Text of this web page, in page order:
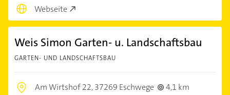
Webseite
Weis Simon Garten- u. Landschaftsbau
GARTEN- UND LANDSCHAFTSBAU
Am Wirtshof 22,37269 Eschwege
4,1 km